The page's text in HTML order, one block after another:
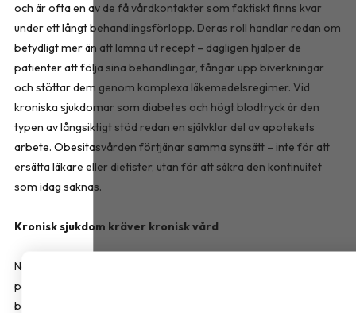
och är ofta en av de få vårdkontakter som faktiskt finns kvar
under ett långt behandlingsförlopp. Deras roll handlar redan om
betydligt mer än att lämna ut recept – dagligen hjälper de
patienter att följa sina behandlingar, fångar upp biverkningar
och stöttar dem genom komplexa läkemedelsregimer. Vid
kroniska sjukdomar som diabetes och högt blodtryck är den
typen av långsiktigt stöd redan en självklar del av apotekets
arbete. Obesitasvården förtjänar samma synsätt – inte för att
ersätta läkare eller dietister, utan för att säkra den kontinuitet
som idag saknas.
Kronisk sjukdom kräver kronisk vård
Nästa fas i obesitasvården avgörs av om vården klarar att följa
patienten även efter den första behandlingsinsatsen. Det kräver
bättre uppföljning, tätare samverkan mellan professioner och